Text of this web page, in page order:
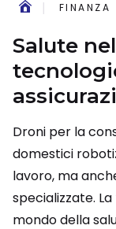
FINANZA
Salute
Droni per la
domestici
lavoro, ma
specializzate.
mondo della